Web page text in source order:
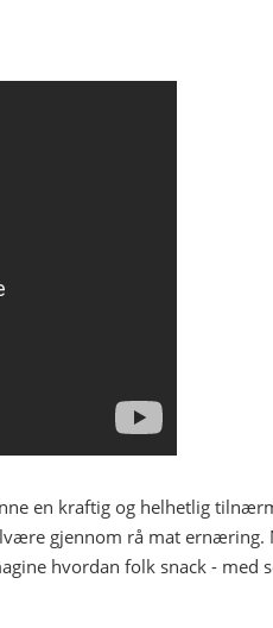
en kraftig og helhetlig
gjennom rå mat ernæring.
hvordan folk snack - med